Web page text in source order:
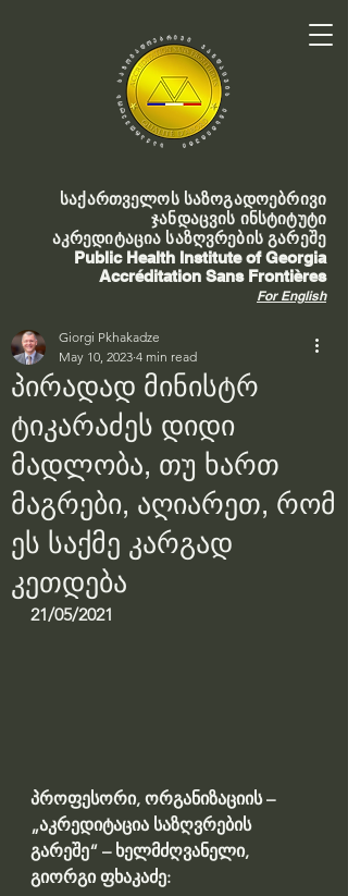
საქართველოს საზოგადოებრივი
ჯანდაცვის ინსტიტუტი
აკრედიტაცია საზღვრების გარეშე
Public Health Institute of Georgia
Accréditation Sans Frontières
For English
პირადად მინისტრ
ტიკარაძეს დიდი
მადლობა, თუ ხართ
მაგრები, აღიარეთ, რომ
ეს საქმე კარგად
კეთდება
Giorgi Pkhakadze
May 10, 2023 4 min read
21/05/2021
პროფესორი, ორგანიზაციის –
„აკრედიტაცია საზღვრების
გარეშე“ – ხელმძღვანელი,
გიორგი ფხაკაძე: